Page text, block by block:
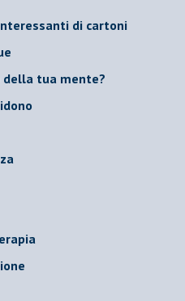
di cartoni
della tua mente?